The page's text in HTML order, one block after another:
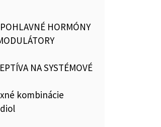
HORMÓNY
NA SYSTÉMOVÉ
kombinácie